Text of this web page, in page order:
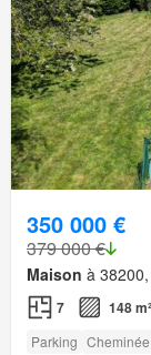
350 000 €
379 000 €
Maison à
7 148 m²
Parking Cheminée